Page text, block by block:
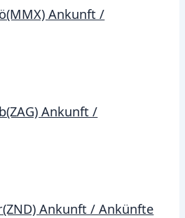
Ankunft /
Ankunft /
Ankunft / Ankünfte